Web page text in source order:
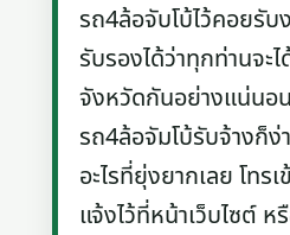
รถ4ล้อจับโบ้ไว้คอยรั
รับรองได้ว่าทุกท่านจะ
จังหวัดกันอย่างแน่นอ
รถ4ล้อจัมโบ้รับจ้างก็
อะไรที่ยุ่งยากเลย โทร
แจ้งไว้ที่หน้าเว็บไซต์ ห